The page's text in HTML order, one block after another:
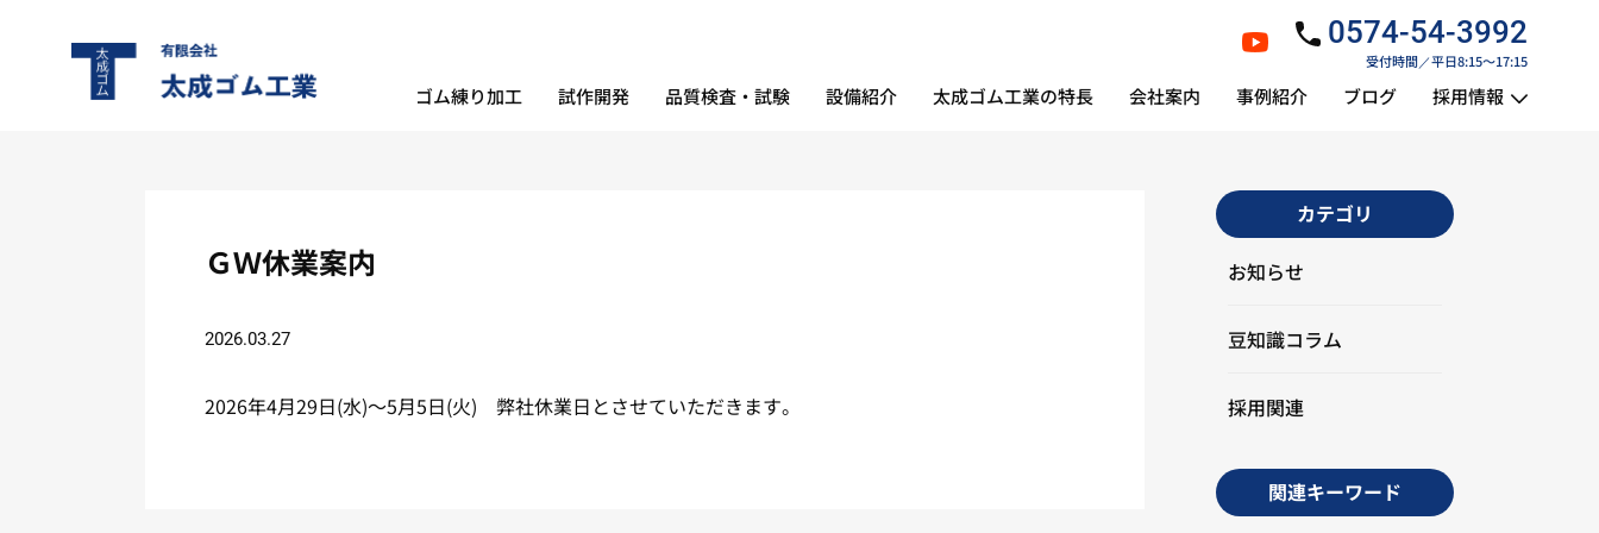
0574-54-3992
受付時間／平日8:15～17:15
ゴム練り加工 試作開発 品質検査・試験 設備紹介 太成ゴム工業の特長 会社案内 事例紹介 ブログ 採用情報
カテゴリ
お知らせ
豆知識コラム
採用関連
関連キーワード
ＧＷ休業案内
2026.03.27
2026年4月29日(水)～5月5日(火) 弊社休業日とさせていただきます。